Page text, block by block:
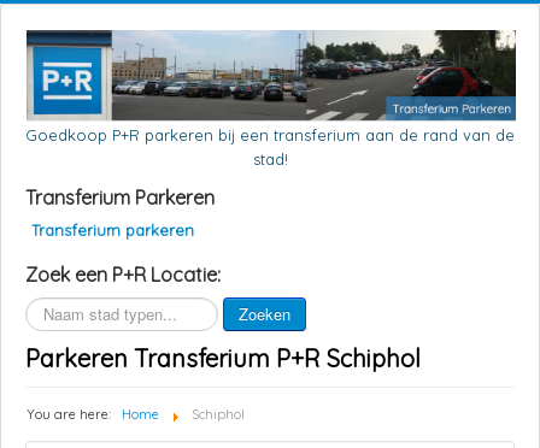
Goedkoop P+R parkeren bij een transferium aan de rand van de
stad!
Transferium Parkeren
Transferium parkeren
Zoek een P+R Locatie:
Zoeken Zoeken
Parkeren Transferium P+R Schiphol
You are here: Home Schiphol